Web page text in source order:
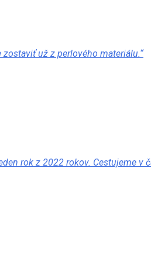
už z perlového materiálu.“
rok z 2022 rokov. Cestujeme v